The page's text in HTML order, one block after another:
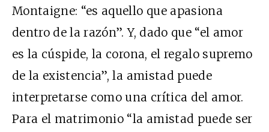
Montaigne: “es aquello que apasiona
dentro de la razón”. Y, dado que “el amor
es la cúspide, la corona, el regalo supremo
de la existencia”, la amistad puede
interpretarse como una crítica del amor.
Para el matrimonio “la amistad puede ser